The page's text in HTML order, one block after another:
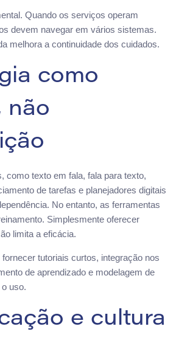
Quando os serviços operam
devem navegar em vários sistemas.
melhora a continuidade dos cuidados.
como
não
como texto em fala, fala para texto,
de tarefas e planejadores digitais
No entanto, as ferramentas
Simplesmente oferecer
limita a eficácia.
tutoriais curtos, integração nos
de aprendizado e modelagem de
uso.
e cultura